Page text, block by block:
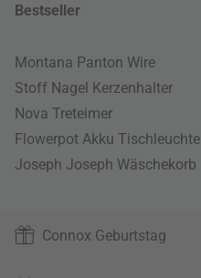
Bestseller
Montana Panton Wire
Stoff Nagel Kerzenhalter
Nova Treteimer
Flowerpot Akku Tischleuchte
Joseph Joseph Wäschekorb
Connox Geburtstag